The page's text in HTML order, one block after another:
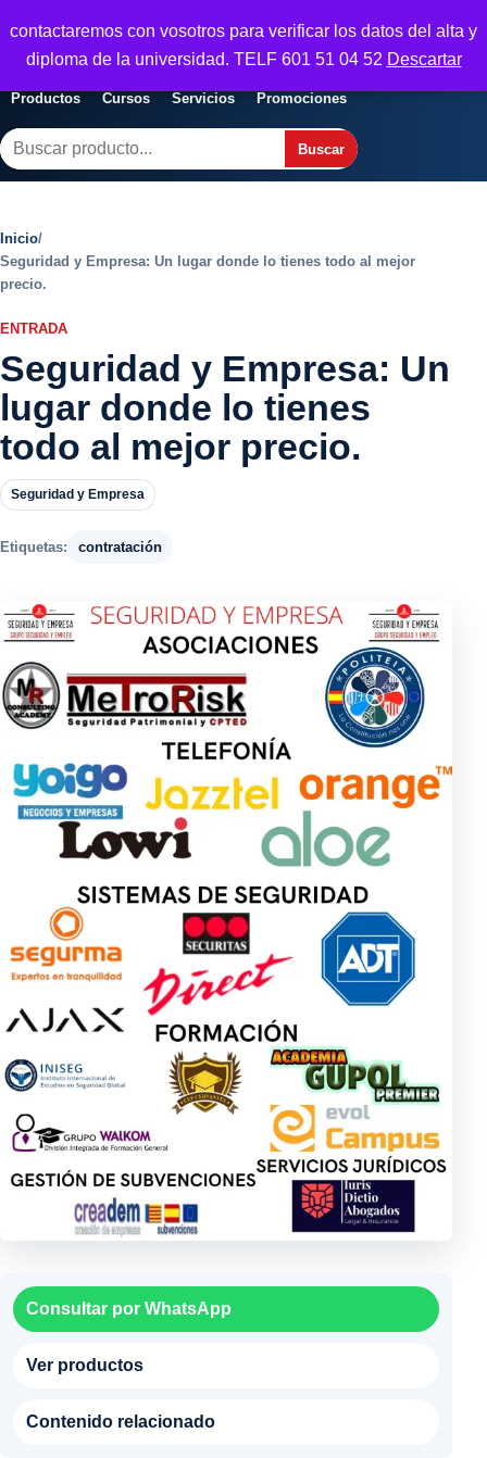
contactaremos con vosotros para verificar los datos del alta y
diploma de la universidad. TELF 601 51 04 52 Descartar
Seguridad y Empresa
empresas
Abrir menu
Productos Cursos Servicios Promociones
Buscar
Buscar
Inicio/
Seguridad y Empresa: Un lugar donde lo tienes todo al mejor
precio.
ENTRADA
Seguridad y Empresa: Un
lugar donde lo tienes
todo al mejor precio.
Seguridad y Empresa
Etiquetas: contratación
Consultar por WhatsApp
Ver productos
Contenido relacionado